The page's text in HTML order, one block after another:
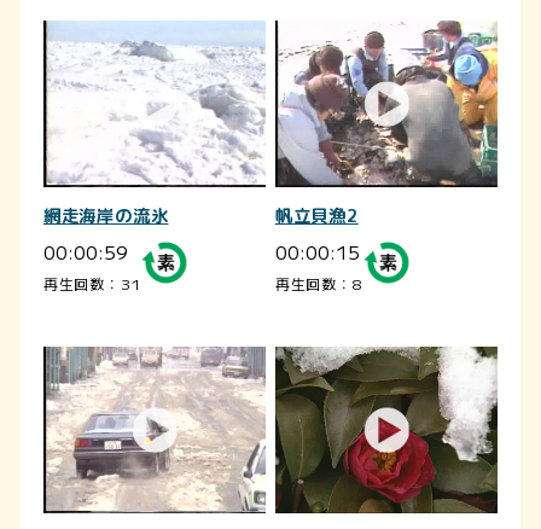
網走海岸の流氷
00:00:59
再生回数：31
帆立貝漁2
00:00:15
再生回数：8